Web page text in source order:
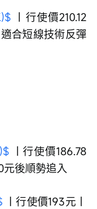
｜行使價210.12
合短線技術反彈
｜行使價186.78
後順勢追入
｜行使價193元｜